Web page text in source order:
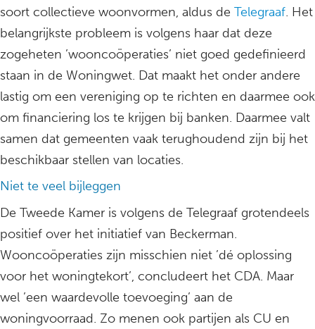
soort collectieve woonvormen, aldus de Telegraaf. Het
belangrijkste probleem is volgens haar dat deze
zogeheten ’wooncoöperaties’ niet goed gedefinieerd
staan in de Woningwet. Dat maakt het onder andere
lastig om een vereniging op te richten en daarmee ook
om financiering los te krijgen bij banken. Daarmee valt
samen dat gemeenten vaak terughoudend zijn bij het
beschikbaar stellen van locaties.
Niet te veel bijleggen
De Tweede Kamer is volgens de Telegraaf grotendeels
positief over het initiatief van Beckerman.
Wooncoöperaties zijn misschien niet ’dé oplossing
voor het woningtekort’, concludeert het CDA. Maar
wel ’een waardevolle toevoeging’ aan de
woningvoorraad. Zo menen ook partijen als CU en